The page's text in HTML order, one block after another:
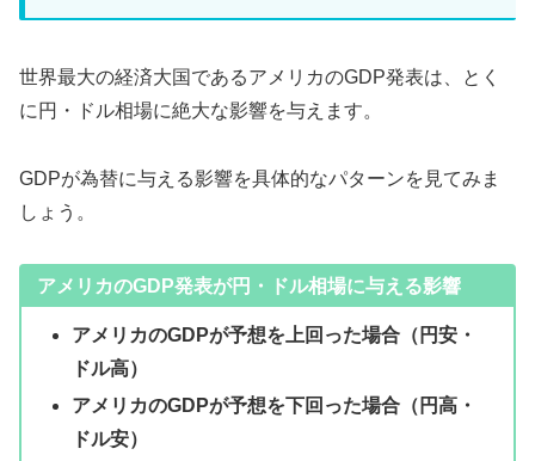
世界最大の経済大国であるアメリカのGDP発表は、とく
に円・ドル相場に絶大な影響を与えます。
GDPが為替に与える影響を具体的なパターンを見てみま
しょう。
アメリカのGDP発表が円・ドル相場に与える影響
アメリカのGDPが予想を上回った場合（円安・
ドル高）
アメリカのGDPが予想を下回った場合（円高・
ドル安）